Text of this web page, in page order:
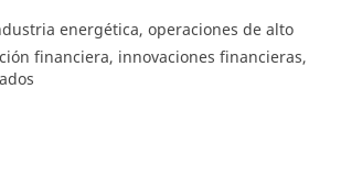
energética, operaciones de alto
financiera, innovaciones financieras,